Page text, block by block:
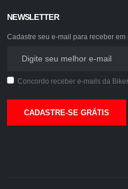
NEWSLETTER
Cadastre seu e-mail para receber
Concordo receber e-mails da Biker.
CADASTRE-SE GRÁTIS